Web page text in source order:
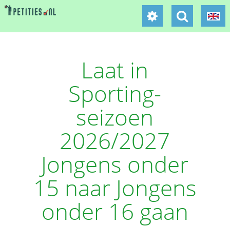
Laat in
Sporting-
seizoen
2026/2027
Jongens onder
15 naar Jongens
onder 16 gaan